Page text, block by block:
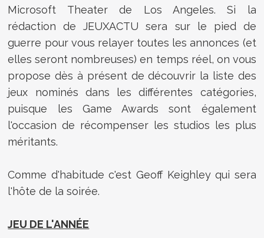
Microsoft Theater de Los Angeles. Si la
rédaction de JEUXACTU sera sur le pied de
guerre pour vous relayer toutes les annonces (et
elles seront nombreuses) en temps réel, on vous
propose dès à présent de découvrir la liste des
jeux nominés dans les différentes catégories,
puisque les Game Awards sont également
l'occasion de récompenser les studios les plus
méritants.
Comme d'habitude c'est Geoff Keighley qui sera
l'hôte de la soirée.
JEU DE L'ANNÉE